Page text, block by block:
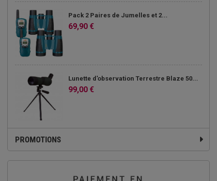
Pack 2 Paires de Jumelles et 2...
69,90 €
Lunette d'observation Terrestre Blaze 50...
99,00 €
PROMOTIONS